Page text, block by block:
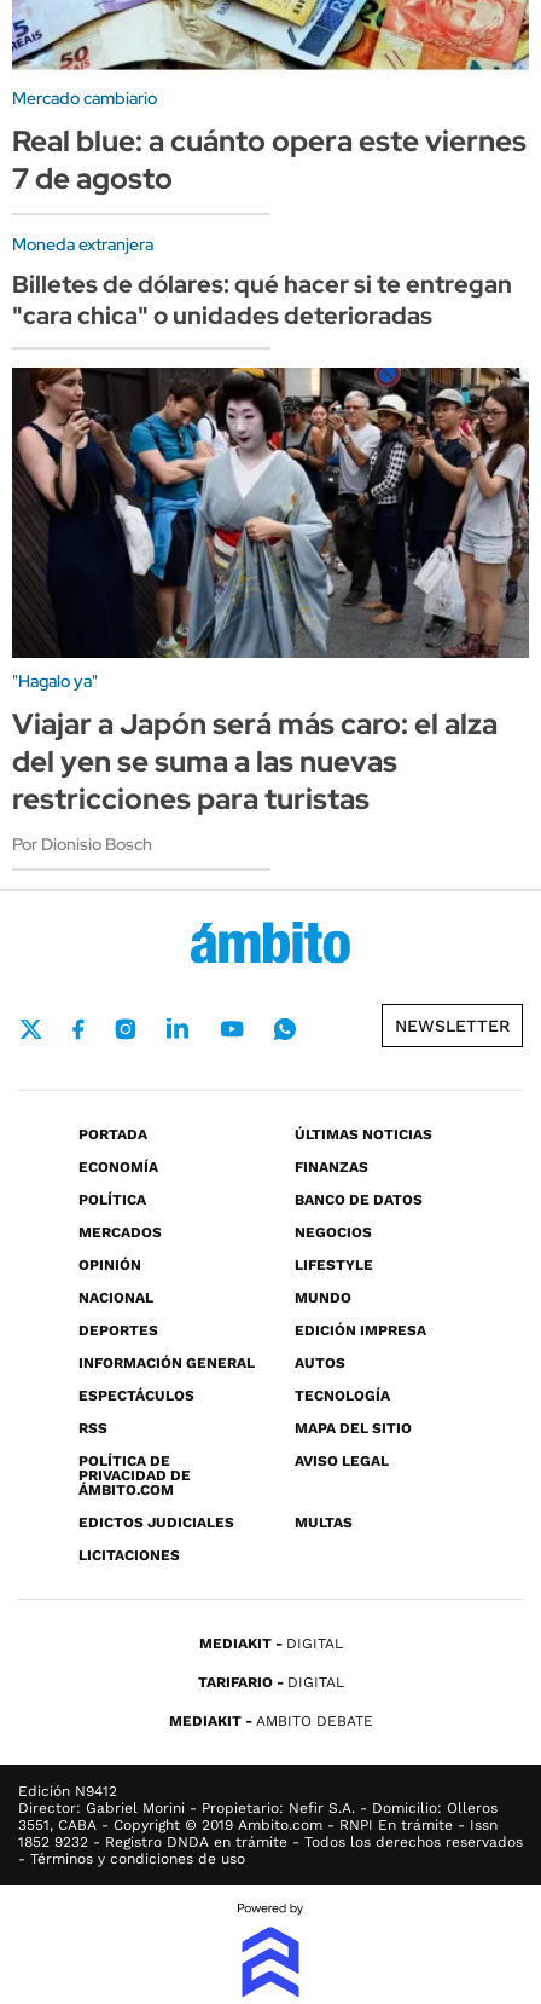
Mercado cambiario
Real blue: a cuánto opera este viernes
7 de agosto
Moneda extranjera
Billetes de dólares: qué hacer si te entregan
"cara chica" o unidades deterioradas
"Hagalo ya"
Viajar a Japón será más caro: el alza
del yen se suma a las nuevas
restricciones para turistas
Por Dionisio Bosch
NEWSLETTER
PORTADA
ÚLTIMAS NOTICIAS
ECONOMÍA
FINANZAS
POLÍTICA
BANCO DE DATOS
MERCADOS
NEGOCIOS
OPINIÓN
LIFESTYLE
NACIONAL
MUNDO
DEPORTES
EDICIÓN IMPRESA
INFORMACIÓN GENERAL
AUTOS
ESPECTÁCULOS
TECNOLOGÍA
RSS
MAPA DEL SITIO
POLÍTICA DE
PRIVACIDAD DE
ÁMBITO.COM
AVISO LEGAL
EDICTOS JUDICIALES
MULTAS
LICITACIONES
MEDIAKIT DIGITAL
TARIFARIO DIGITAL
MEDIAKIT AMBITO DEBATE
Edición N9412
Director: Gabriel Morini - Propietario: Nefir S.A. - Domicilio: Olleros
3551, CABA - Copyright © 2019 Ambito.com - RNPI En trámite - Issn
1852 9232 - Registro DNDA en trámite - Todos los derechos reservados
- Términos y condiciones de uso